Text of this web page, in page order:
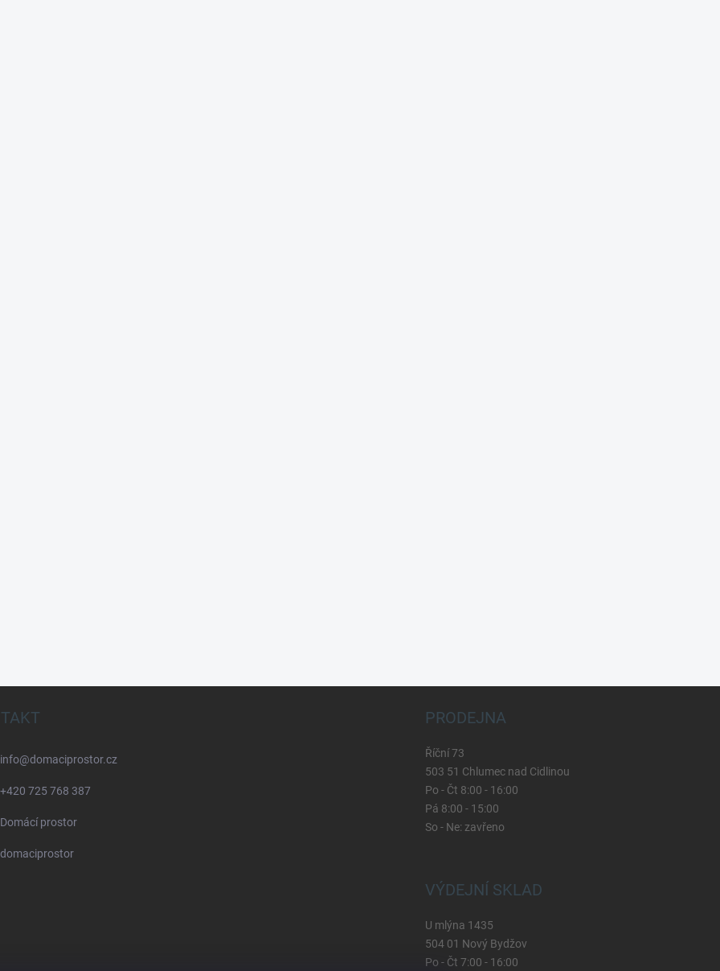
info@domaciprostor.cz
+420 725 768 387
Domácí prostor
domaciprostor
PRODEJNA
Říční 73
503 51 Chlumec nad Cidlinou
Po - Čt 8:00 - 16:00
Pá 8:00 - 15:00
So - Ne: zavřeno
VÝDEJNÍ SKLAD
U mlýna 1435
504 01 Nový Bydžov
Po - Čt 7:00 - 16:00